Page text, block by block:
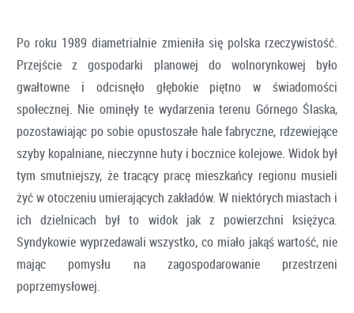
Po roku 1989 diametrialnie zmieniła się polska rzeczywistość.
Przejście z gospodarki planowej do wolnorynkowej było
gwałtowne i odcisnęło głębokie piętno w świadomości
społecznej. Nie ominęły te wydarzenia terenu Górnego Ślaska,
pozostawiając po sobie opustoszałe hale fabryczne, rdzewiejące
szyby kopalniane, nieczynne huty i bocznice kolejowe. Widok był
tym smutniejszy, że tracący pracę mieszkańcy regionu musieli
żyć w otoczeniu umierających zakładów. W niektórych miastach i
ich dzielnicach był to widok jak z powierzchni księżyca.
Syndykowie wyprzedawali wszystko, co miało jakąś wartość, nie
mając pomysłu na zagospodarowanie przestrzeni
poprzemysłowej.